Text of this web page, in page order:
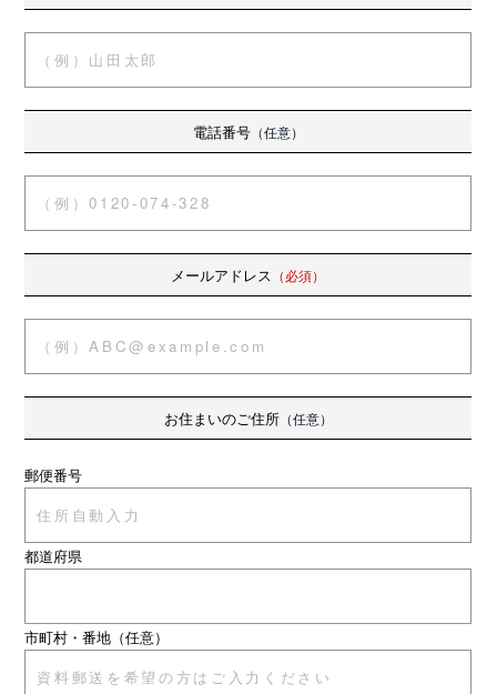
電話番号（任意）
メールアドレス （必須）
お住まいのご住所（任意）
郵便番号
都道府県
市町村・番地 （任意）